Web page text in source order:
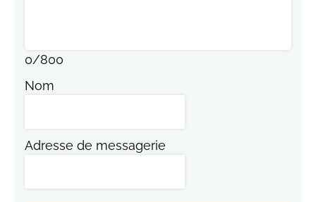
0/800
Nom
Adresse de messagerie